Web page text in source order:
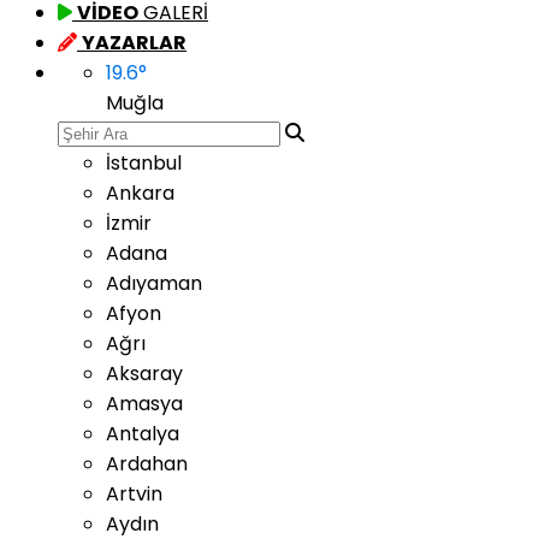
VİDEOGALERİ
YAZARLAR
19.6°
Muğla
İstanbul
Ankara
İzmir
Adana
Adıyaman
Afyon
Ağrı
Aksaray
Amasya
Antalya
Ardahan
Artvin
Aydın